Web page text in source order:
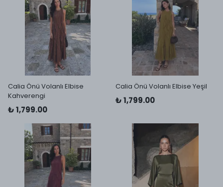
Calia Önü Volanlı Elbise
Kahverengi
₺ 1,799.00
Calia Önü Volanlı Elbise Yeşil
₺ 1,799.00